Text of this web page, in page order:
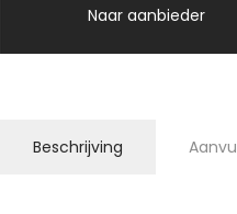
Naar aanbieder
Beschrijving